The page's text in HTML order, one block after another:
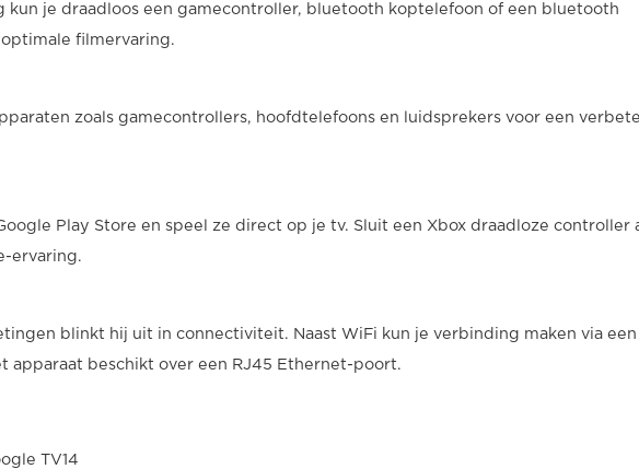
kun je draadloos een gamecontroller, bluetooth koptelefoon of een bluetooth
filmervaring.
zoals gamecontrollers, hoofdtelefoons en luidsprekers voor een
Play Store en speel ze direct op je tv. Sluit een Xbox draadloze controller
ervaring.
blinkt hij uit in connectiviteit. Naast WiFi kun je verbinding maken via een
apparaat beschikt over een RJ45 Ethernet-poort.
TV14